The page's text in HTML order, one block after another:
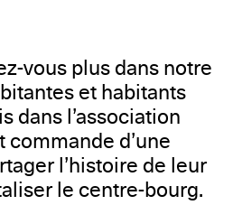
vous plus dans notre
et habitants
dans l’association
commande d’une
l’histoire de leur
le centre-bourg.